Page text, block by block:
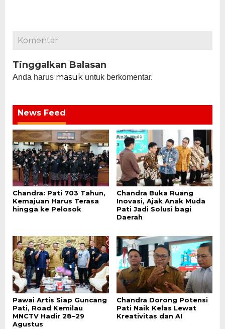
Komentar
Tinggalkan Balasan
Anda harus masuk untuk berkomentar.
News Feed
Chandra: Pati 703 Tahun,
Kemajuan Harus Terasa
hingga ke Pelosok
Chandra Buka Ruang
Inovasi, Ajak Anak Muda
Pati Jadi Solusi bagi
Daerah
Pawai Artis Siap Guncang
Pati, Road Kemilau
MNCTV Hadir 28–29
Agustus
Chandra Dorong Potensi
Pati Naik Kelas Lewat
Kreativitas dan AI